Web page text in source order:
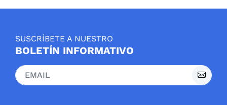
SUSCRÍBETE A NUESTRO
BOLETÍN INFORMATIVO